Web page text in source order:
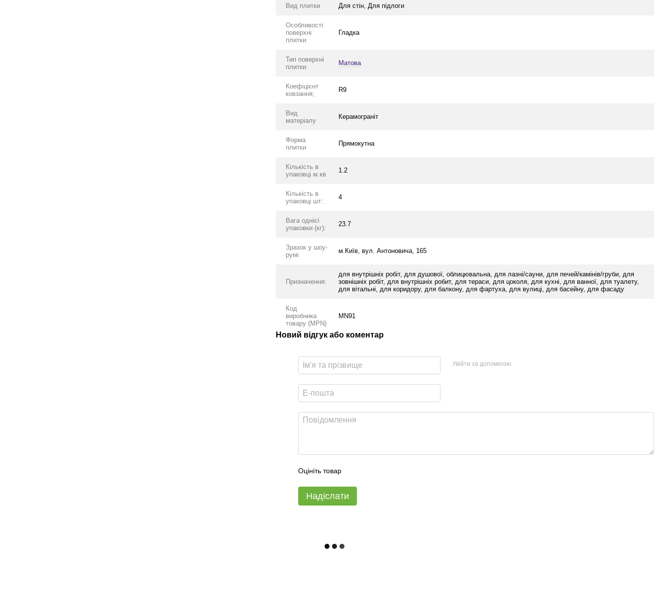
Вид плитки Для стін, Для підлоги
Особливості
поверхні
плитки
Гладка
Тип поверхні
плитки
Матова
Коефіцієнт
ковзання;
R9
Вид
матеріалу
Керамограніт
Форма
плитки
Прямокутна
Кількість в
упаковці м.кв
1.2
Кількість в
упаковці шт:
4
Вага однієї
упаковки (кг):
23.7
Зразок у шоу-
румі
м.Київ, вул. Антоновича, 165
Призначення:
для внутрішніх робіт, для душової, облицювальна, для лазні/сауни, для печей/камінів/груби, для
зовнішніх робіт, для внутрішніх робит, для тераси, для цоколя, для кухні, для ванної, для туалету,
для вітальні, для коридору, для балкону, для фартуха, для вулиці, для басейну, для фасаду
Код
виробника
товару (MPN)
MN91
Новий відгук або коментар
Увійти за допомогою
Оцініть товар
Надіслати